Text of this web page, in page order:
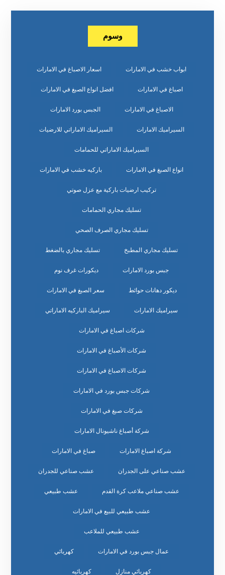
وسوم
ابواب خشب في الامارات اسعار الاصباغ في الامارات
اصباغ في الامارات افضل انواع الصبغ في الامارات
الاصباغ في الامارات الجبس بورد الامارات
السيراميك الامارات السيراميك الاماراتي للارضيات
السيراميك الاماراتي للحمامات
انواع الصبغ في الامارات باركيه خشب في الامارات
تركيب ارضيات باركية مع عزل صوتي
تسليك مجاري الحمامات
تسليك مجاري الصرف الصحي
تسليك مجاري المطبخ تسليك مجاري بالضغط
جبس بورد الامارات ديكورات غرف نوم
ديكور دهانات حوائط سعر الصبغ في الامارات
سيراميك الامارات سيراميك الباركيه الاماراتي
شركات اصباغ في الامارات
شركات الأصباغ في الامارات
شركات الاصباغ في الامارات
شركات جبس بورد في الامارات
شركات صبغ في الامارات
شركة أصباغ ناشيونال الامارات
شركة اصباغ الامارات صباغ في الامارات
عشب صناعي على الجدران عشب صناعي للجدران
عشب صناعي ملاعب كرة القدم عشب طبيعي
عشب طبيعي للبيع في الامارات
عشب طبيعي للملاعب
عمال جبس بورد في الامارات كهربائي
كهربائي منازل كهربائيه